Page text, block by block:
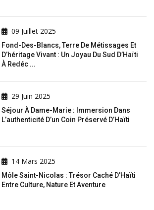
09 Juillet 2025
Fond-Des-Blancs, Terre De Métissages Et
D’héritage Vivant : Un Joyau Du Sud D’Haïti
À Redéc ...
29 Juin 2025
Séjour À Dame-Marie : Immersion Dans
L’authenticité D’un Coin Préservé D’Haïti
14 Mars 2025
Môle Saint-Nicolas : Trésor Caché D'Haïti
Entre Culture, Nature Et Aventure